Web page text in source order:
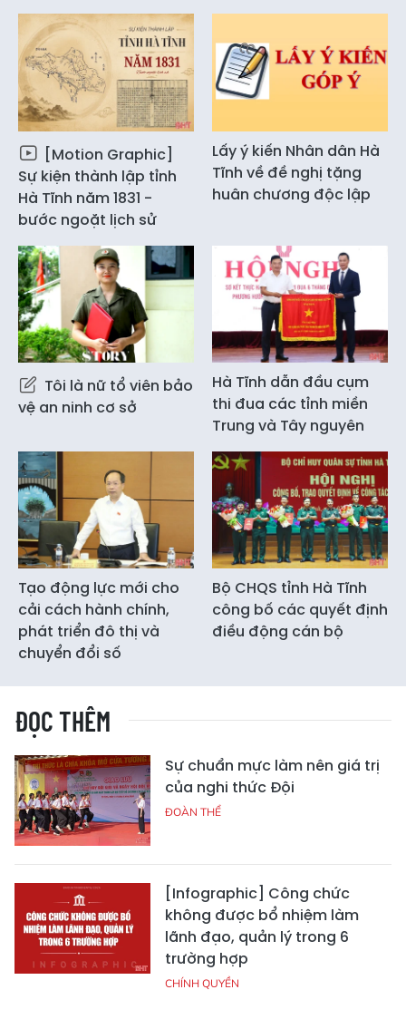
[Motion Graphic]
Sự kiện thành lập tỉnh
Hà Tĩnh năm 1831 -
bước ngoặt lịch sử
Lấy ý kiến Nhân dân Hà
Tĩnh về đề nghị tặng
huân chương độc lập
Tôi là nữ tổ viên bảo
vệ an ninh cơ sở
Hà Tĩnh dẫn đầu cụm
thi đua các tỉnh miền
Trung và Tây nguyên
Tạo động lực mới cho
cải cách hành chính,
phát triển đô thị và
chuyển đổi số
Bộ CHQS tỉnh Hà Tĩnh
công bố các quyết định
điều động cán bộ
ĐỌC THÊM
Sự chuẩn mực làm nên giá trị
của nghi thức Đội
ĐOÀN THỂ
[Infographic] Công chức
không được bổ nhiệm làm
lãnh đạo, quản lý trong 6
trường hợp
CHÍNH QUYỀN